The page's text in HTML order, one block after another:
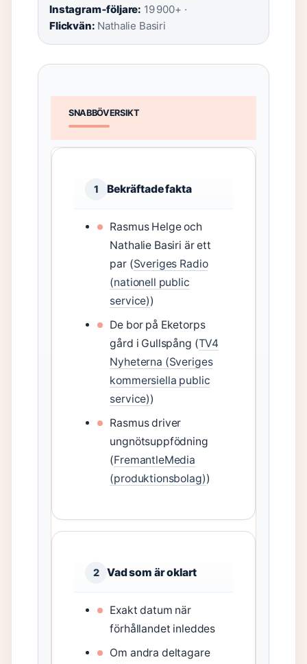
Instagram‑följare: 19 900+ ·
Flickvän: Nathalie Basiri
SNABBÖVERSIKT
1 Bekräftade fakta
Rasmus Helge och
Nathalie Basiri är ett
par (Sveriges Radio
(nationell public
service))
De bor på Eketorps
gård i Gullspång (TV4
Nyheterna (Sveriges
kommersiella public
service))
Rasmus driver
ungnötsuppfödning
(FremantleMedia
(produktionsbolag))
2 Vad som är oklart
Exakt datum när
förhållandet inleddes
Om andra deltagare